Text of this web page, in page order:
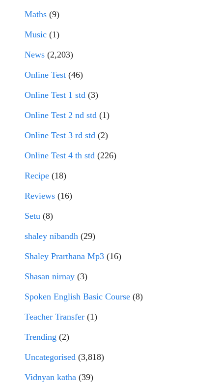
Maths (9)
Music (1)
News (2,203)
Online Test (46)
Online Test 1 std (3)
Online Test 2 nd std (1)
Online Test 3 rd std (2)
Online Test 4 th std (226)
Recipe (18)
Reviews (16)
Setu (8)
shaley nibandh (29)
Shaley Prarthana Mp3 (16)
Shasan nirnay (3)
Spoken English Basic Course (8)
Teacher Transfer (1)
Trending (2)
Uncategorised (3,818)
Vidnyan katha (39)